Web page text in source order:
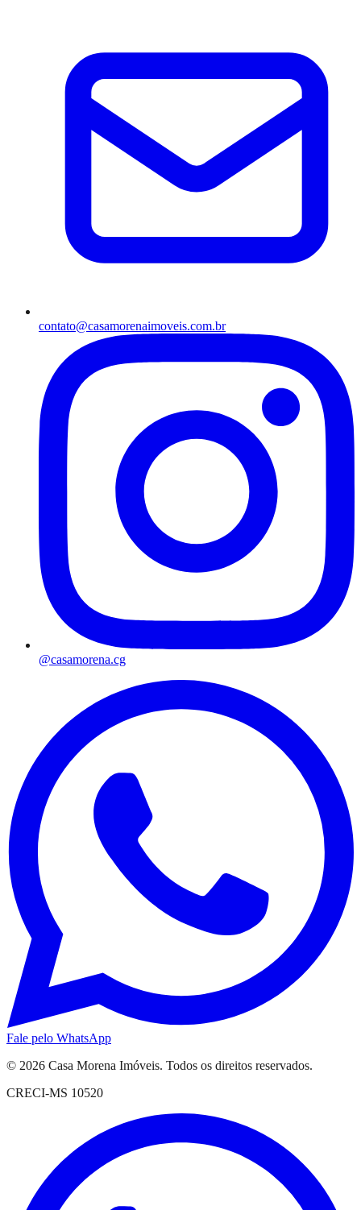
contato@casamorenaimoveis.com.br
@casamorena.cg
Fale pelo WhatsApp
© 2026 Casa Morena Imóveis. Todos os direitos reservados.
CRECI-MS 10520